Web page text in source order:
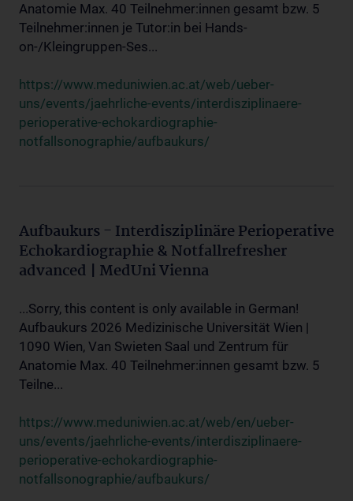
Anatomie Max. 40 Teilnehmer:innen gesamt bzw. 5
Teilnehmer:innen je Tutor:in bei Hands-
on-/Kleingruppen-Ses...
https://www.meduniwien.ac.at/web/ueber-
uns/events/jaehrliche-events/interdisziplinaere-
perioperative-echokardiographie-
notfallsonographie/aufbaukurs/
Aufbaukurs - Interdisziplinäre Perioperative
Echokardiographie & Notfallrefresher
advanced | MedUni Vienna
...Sorry, this content is only available in German!
Aufbaukurs 2026 Medizinische Universität Wien |
1090 Wien, Van Swieten Saal und Zentrum für
Anatomie Max. 40 Teilnehmer:innen gesamt bzw. 5
Teilne...
https://www.meduniwien.ac.at/web/en/ueber-
uns/events/jaehrliche-events/interdisziplinaere-
perioperative-echokardiographie-
notfallsonographie/aufbaukurs/